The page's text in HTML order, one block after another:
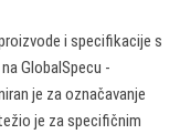
i specifikacije s
GlobalSpecu -
je za označavanje
je za specifičnim